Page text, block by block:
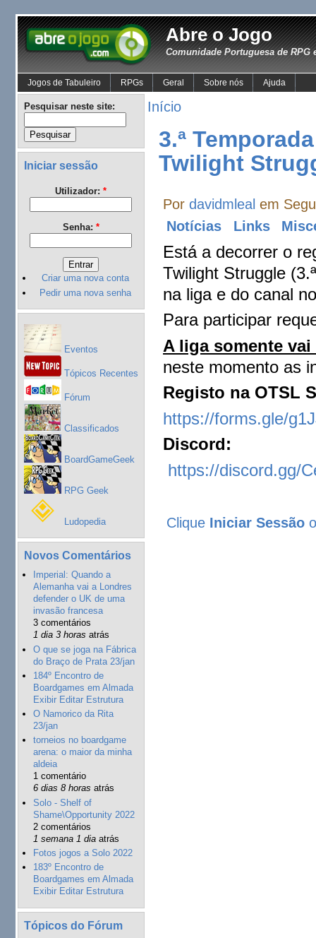
Abre o Jogo
Comunidade Portuguesa de RPG
Jogos de Tabuleiro RPGs Geral Sobre nós Ajuda
Pesquisar neste site:
Iniciar sessão
Utilizador: *
Senha: *
Criar uma nova conta
Pedir uma nova senha
Eventos
Tópicos Recentes
Fórum
Classificados
BoardGameGeek
RPG Geek
Ludopedia
Novos Comentários
Imperial: Quando a
Alemanha vai a Londres
defender o UK de uma
invasão francesa
3 comentários
1 dia 3 horas atrás
O que se joga na Fábrica
do Braço de Prata 23/jan
184º Encontro de
Boardgames em Almada
Exibir Editar Estrutura
O Namorico da Rita
23/jan
torneios no boardgame
arena: o maior da minha
aldeia
1 comentário
6 dias 8 horas atrás
Solo - Shelf of
Shame\Opportunity 2022
2 comentários
1 semana 1 diaatrás
Fotos jogos a Solo 2022
183º Encontro de
Boardgames em Almada
Exibir Editar Estrutura
Tópicos do Fórum
Início
3.ª
Twilight
Pordavidmleal em
Notícias
Links
Está a decorrer o
Twilight Struggle
na liga e do canal
Para participar
A liga somente vai
neste momento as
Registo na OTSL
https://forms.gle/
Discord:
https://discord.gg/
Clique Iniciar Sessão